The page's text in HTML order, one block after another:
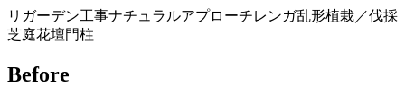
リガーデン工事ナチュラルアプローチレンガ乱形植栽／伐採
芝庭花壇門柱
Before